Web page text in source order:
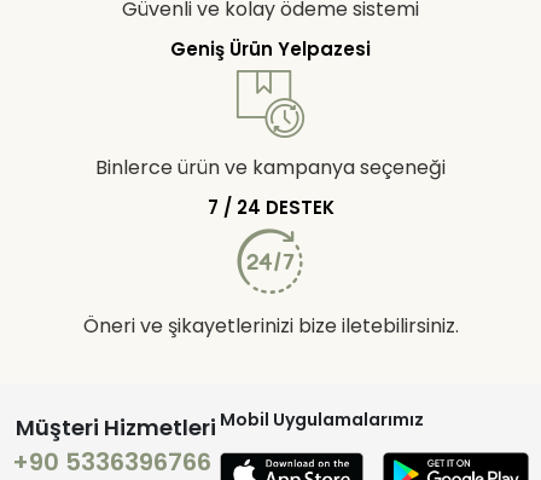
Güvenli ve kolay ödeme sistemi
Geniş Ürün Yelpazesi
Binlerce ürün ve kampanya seçeneği
7 / 24 DESTEK
Öneri ve şikayetlerinizi bize iletebilirsiniz.
Müşteri Hizmetleri
+90 5336396766
Mobil Uygulamalarımız